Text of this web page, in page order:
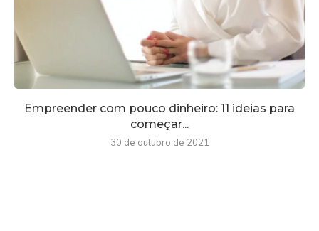
Empreender com pouco dinheiro: 11 ideias para
começar...
30 de outubro de 2021